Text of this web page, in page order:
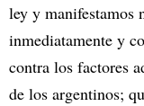
ley y manifestamos
inmediatamente y
contra los factores
de los argentinos;